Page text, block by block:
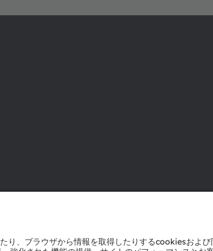
採用情報